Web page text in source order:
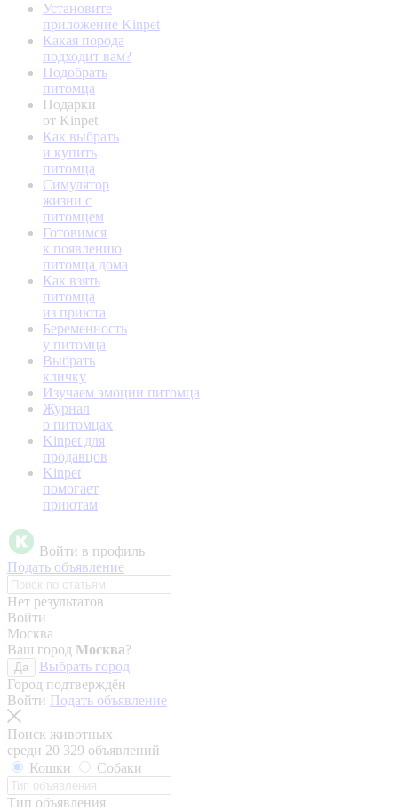
Установите
приложение Kinpet
Какая порода
подходит вам?
Подобрать
питомца
Подарки
от Kinpet
Как выбрать
и купить
питомца
Симулятор
жизни с
питомцем
Готовимся
к появлению
питомца дома
Как взять
питомца
из приюта
Беременность
у питомца
Выбрать
кличку
Изучаем эмоции питомца
Журнал
о питомцах
Kinpet для
продавцов
Kinpet
помогает
приютам
Войти в профиль
Подать объявление
Нет результатов
Войти
Москва
Ваш город Москва?
Да
Выбрать город
Город подтверждён
Войти Подать объявление
Поиск животных
среди 20 329 объявлений
Кошки
Собаки
Тип объявления